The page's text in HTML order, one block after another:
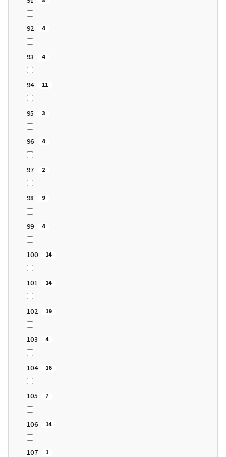
92 4
93 4
94 11
95 3
96 4
97 2
98 9
99 4
100 14
101 14
102 19
103 4
104 16
105 7
106 14
107 1